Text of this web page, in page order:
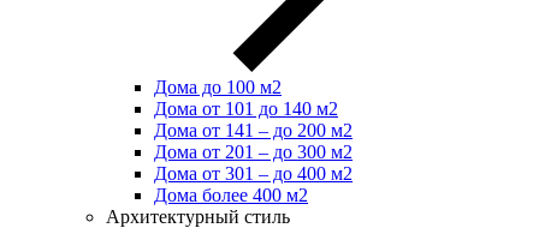
Дома до 100 м2
Дома от 101 до 140 м2
Дома от 141 – до 200 м2
Дома от 201 – до 300 м2
Дома от 301 – до 400 м2
Дома более 400 м2
Архитектурный стиль